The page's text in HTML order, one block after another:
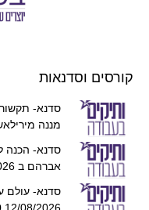
קורסים וסדנאות
סדנא-
מננה מירילאשוילי ב 19/
אברהם ב 26/08/2026 10:00-זום
12/08/2026 10:00-זום